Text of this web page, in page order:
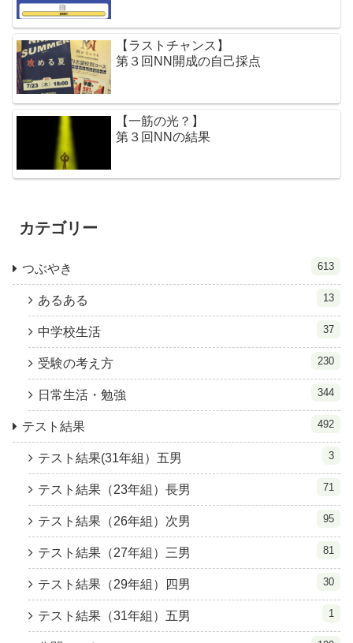
【ラストチャンス】
第３回NN開成の自己採点
【一筋の光？】
第３回NNの結果
カテゴリー
つぶやき 613
あるある 13
中学校生活 37
受験の考え方 230
日常生活・勉強 344
テスト結果 492
テスト結果(31年組）五男 3
テスト結果（23年組）長男 71
テスト結果（26年組）次男 95
テスト結果（27年組）三男 81
テスト結果（29年組）四男 30
テスト結果（31年組）五男 1